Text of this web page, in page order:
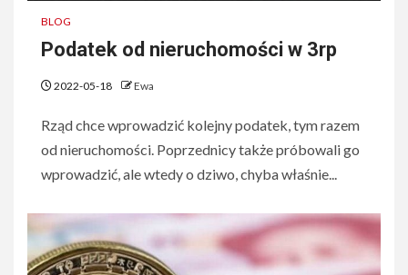
BLOG
Podatek od nieruchomości w 3rp
2022-05-18 Ewa
Rząd chce wprowadzić kolejny podatek, tym razem
od nieruchomości. Poprzednicy także próbowali go
wprowadzić, ale wtedy o dziwo, chyba właśnie...